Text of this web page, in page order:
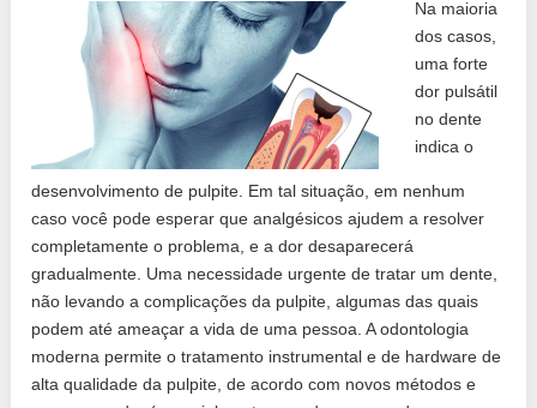
Na maioria
dos casos,
uma forte
dor pulsátil
no dente
indica o
desenvolvimento de pulpite. Em tal situação, em nenhum
caso você pode esperar que analgésicos ajudem a resolver
completamente o problema, e a dor desaparecerá
gradualmente. Uma necessidade urgente de tratar um dente,
não levando a complicações da pulpite, algumas das quais
podem até ameaçar a vida de uma pessoa. A odontologia
moderna permite o tratamento instrumental e de hardware de
alta qualidade da pulpite, de acordo com novos métodos e